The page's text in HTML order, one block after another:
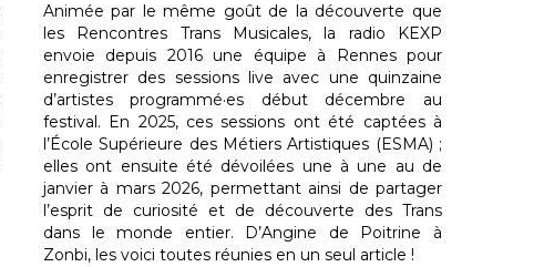
Animée par le même goût de la découverte que
les Rencontres Trans Musicales, la radio KEXP
envoie depuis 2016 une équipe à Rennes pour
enregistrer des sessions live avec une quinzaine
d’artistes programmé·es début décembre au
festival. En 2025, ces sessions ont été captées à
l’École Supérieure des Métiers Artistiques (ESMA) ;
elles ont ensuite été dévoilées une à une au de
janvier à mars 2026, permettant ainsi de partager
l’esprit de curiosité et de découverte des Trans
dans le monde entier. D’Angine de Poitrine à
Zonbi, les voici toutes réunies en un seul article !